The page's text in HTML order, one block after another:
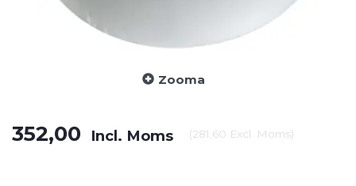
Zooma
352,00 Incl. Moms (281,60 Excl. Moms)